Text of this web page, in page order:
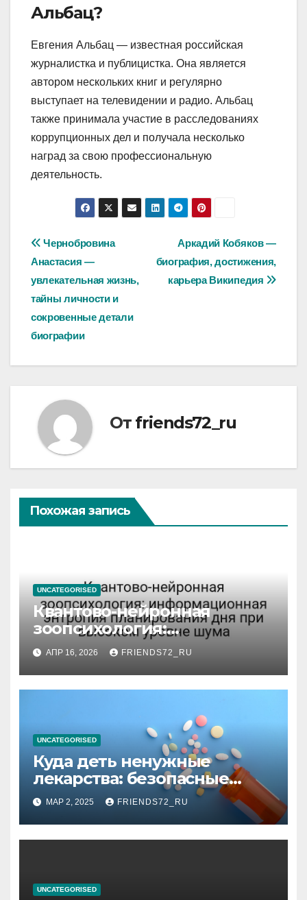
Альбац?
Евгения Альбац — известная российская
журналистка и публицистка. Она является
автором нескольких книг и регулярно
выступает на телевидении и радио. Альбац
также принимала участие в расследованиях
коррупционных дел и получала несколько
наград за свою профессиональную
деятельность.
Навигация
по
записям
Аркадий Кобяков —
биография, достижения,
карьера Википедия
Чернобровина
Анастасия —
увлекательная жизнь,
тайны личности и
сокровенные детали
биографии
От friends72_ru
Похожая запись
UNCATEGORISED
Квантово-нейронная
зоопсихология:
информационная энтропия
планирования дня при
высоком уровне шума
АПР 16, 2026 FRIENDS72_RU
UNCATEGORISED
Куда деть ненужные
лекарства: безопасные
способы утилизации
МАР 2, 2025 FRIENDS72_RU
UNCATEGORISED